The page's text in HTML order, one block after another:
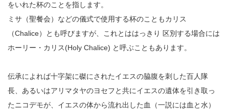
をいれた杯のことを指します。
ミサ（聖餐会）などの儀式で使用する杯のこともカリス
（Chalice）とも呼びますが、これとははっきり 区別する場合には
ホーリー・カリス(Holy Chalice) と呼ぶこともあります。
伝承によれば十字架に磔にされたイエスの脇腹を刺した百人隊
長、あるいはアリマタヤのヨセフと共にイエスの遺体を引き取っ
たニコデモが、イエスの体から流れ出した血（一説には血と水）